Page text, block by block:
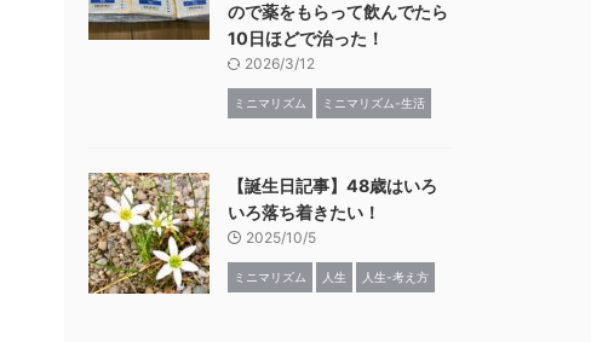
ので薬をもらって飲んでたら
10日ほどで治った！
2026/3/12
ミニマリズム ミニマリズム-生活
【誕生日記事】48歳はいろ
いろ落ち着きたい！
2025/10/5
ミニマリズム 人生 人生-考え方